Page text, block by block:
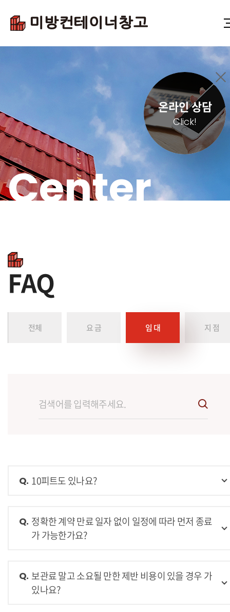
온라인 상담
Click!
Center
FAQ
전체 요 금 임 대 지 점
Q. 10피트도 있나요?
Q. 정확한 계약 만료 일자 없이 일정에 따라 먼저 종료
가 가능한가요?
Q. 보관료 말고 소요될 만한 제반 비용이 있을 경우 가
있나요?